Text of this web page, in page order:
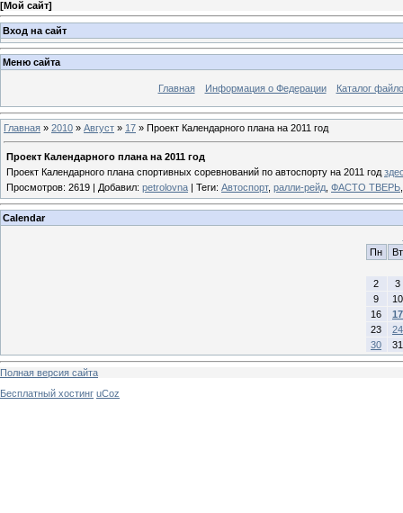
[Мой сайт]
Вход на сайт
Меню сайта
Главная Информация о Федерации Каталог
Главная » 2010 » Август » 17 » Проект Календарного плана на 2011 год
Проект Календарного плана на 2011 год
Проект Календарного плана спортивных соревнований по автоспорту на 2011 год
Просмотров: 2619 | Добавил: petrolovna | Теги: Автоспорт, ралли-рейд ФАСТО ТВЕРЬ
Calendar
Пн
Вт
2
3
9
10
16
17
23
24
30
31
Полная версия сайта
Бесплатный хостинг uCoz